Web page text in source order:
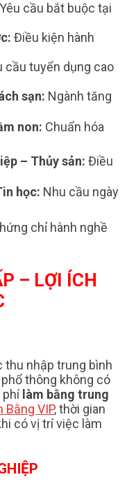
Yêu cầu bắt buộc tại
Điều kiện hành
cầu tuyển dụng cao
sạn: Ngành tăng
non: Chuẩn hóa
– Thủy sản: Điều
học: Nhu cầu ngày
chỉ hành nghề
– LỢI ÍCH
nhập trung bình
thông không có
phí làm bằng trung
Bằng VIP, thời gian
có vị trí việc làm